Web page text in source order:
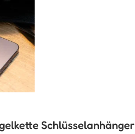
Schlüsselanhänger